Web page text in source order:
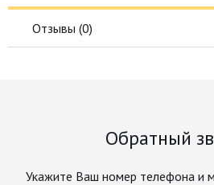
Отзывы (0)
Обратный
Укажите Ваш номер телефона и